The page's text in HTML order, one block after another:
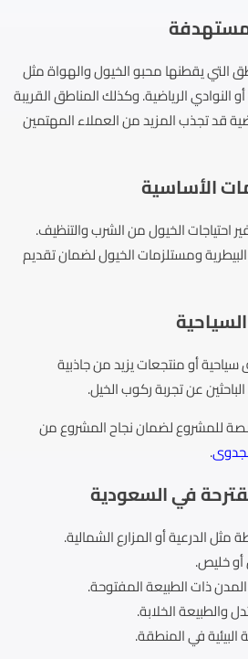
التي يقطنها محبو الخيول والهواة مثل
النوادي الرياضية. وكذلك المناطق القريبة
قد تجذب المزيد من العملاء المهتمين
الأساسية
احتياجات الخيول من الشرب والتنظيف.
ومستلزمات الخيول لضمان تقديم
أو منتجعات يزيد من جاذبية
عن تجربة ركوب الخيل.
للمشروع لضمان نجاح المشروع من
.
في السعودية
الدرعية أو المزارع الشمالية.
خليص.
ذات الطبيعة المفتوحة.
والطبيعة الخلابة.
في المنطقة.